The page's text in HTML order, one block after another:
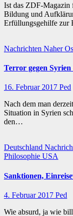
Ist das ZDF-Magazin
Bildung und
Erfüllungsgehilfe zur
Nachrichten Naher
Terror gegen Syrien
16. Februar 2017 Ped
Nach dem man
Situation in Syrien
den…
Deutschland
Philosophie USA
Sanktionen,
4. Februar 2017 Ped
Wie absurd, ja wie